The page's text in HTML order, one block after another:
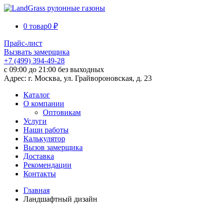
0 товар0 ₽
Прайс-лист
Вызвать замерщика
+7 (499) 394-49-28
с 09:00 до 21:00 без выходных
Адрес: г. Москва, ул. Грайвороновская, д. 23
Каталог
О компании
Оптовикам
Услуги
Наши работы
Калькулятор
Вызов замерщика
Доставка
Рекомендации
Контакты
Главная
Ландшафтный дизайн